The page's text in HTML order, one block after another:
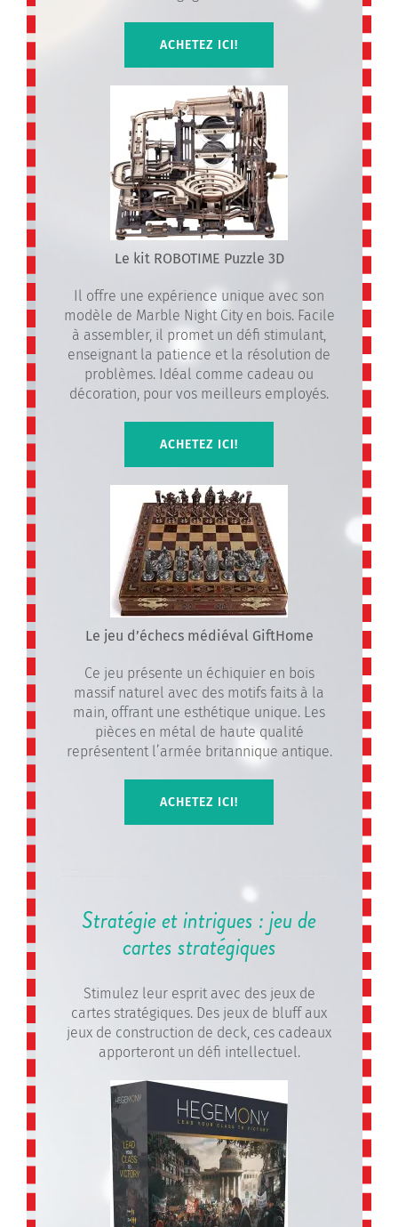
ACHETEZ ICI!
Le kit ROBOTIME Puzzle 3D
Il offre une expérience unique avec son
modèle de Marble Night City en bois. Facile
à assembler, il promet un défi stimulant,
enseignant la patience et la résolution de
problèmes. Idéal comme cadeau ou
décoration, pour vos meilleurs employés.
ACHETEZ ICI!
Le jeu d’échecs médiéval GiftHome
Ce jeu présente un échiquier en bois
massif naturel avec des motifs faits à la
main, offrant une esthétique unique. Les
pièces en métal de haute qualité
représentent l’armée britannique antique.
ACHETEZ ICI!
Stratégie et intrigues : jeu de
cartes stratégiques
Stimulez leur esprit avec des jeux de
cartes stratégiques. Des jeux de bluff aux
jeux de construction de deck, ces cadeaux
apporteront un défi intellectuel.